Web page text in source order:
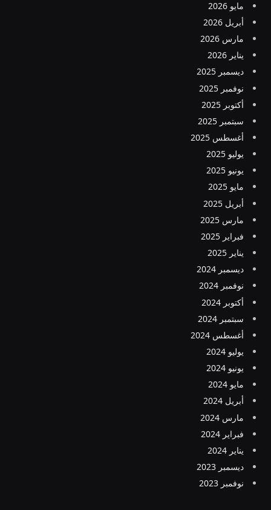
مايو 2026
أبريل 2026
مارس 2026
يناير 2026
ديسمبر 2025
نوفمبر 2025
أكتوبر 2025
سبتمبر 2025
أغسطس 2025
يوليو 2025
يونيو 2025
مايو 2025
أبريل 2025
مارس 2025
فبراير 2025
يناير 2025
ديسمبر 2024
نوفمبر 2024
أكتوبر 2024
سبتمبر 2024
أغسطس 2024
يوليو 2024
يونيو 2024
مايو 2024
أبريل 2024
مارس 2024
فبراير 2024
يناير 2024
ديسمبر 2023
نوفمبر 2023